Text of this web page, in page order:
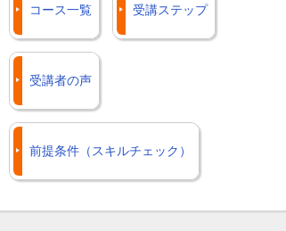
コース一覧 受講ステップ
受講者の声
前提条件（スキルチェック）